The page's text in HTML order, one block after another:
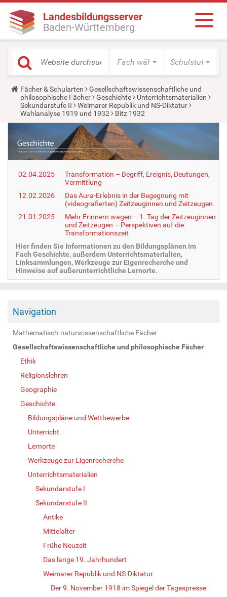
Landesbildungsserver
Baden-Württemberg
Fach wählen Schulstufe
Y
o
u
a
r
e
r
e
Fächer & Schularten
Gesellschaftswissenschaftliche und
philosophische Fächer
Geschichte
Unterrichtsmaterialien
Sekundarstufe II
Weimarer Republik und NS-Diktatur
Wahlanalyse 1919 und 1932
Bitz 1932
02.04.2025
Transformation – Begriff, Ereignis, Deutungen,
Vermittlung
12.02.2026
Das Aura-Erlebnis in der Begegnung mit
(videografierten) Zeitzeuginnen und Zeitzeugen
21.01.2025
Mehr Erinnern wagen – 1. Tag der Zeitzeuginnen
und Zeitzeugen – Perspektiven auf die
Transformationszeit
Hier finden Sie Informationen zu den Bildungsplänen im
Fach Geschichte, außerdem Unterrichtsmaterialien,
Linksammlungen, Werkzeuge zur Eigenrecherche und
Hinweise auf außerunterrichtliche Lernorte.
Navigation
Mathematisch-naturwissenschaftliche Fächer
Gesellschaftswissenschaftliche und philosophische Fächer
Ethik
Religionslehren
Geographie
Geschichte
Bildungspläne und Wettbewerbe
Unterricht
Lernorte
Werkzeuge zur Eigenrecherche
Unterrichtsmaterialien
Sekundarstufe I
Sekundarstufe II
Antike
Mittelalter
Frühe Neuzeit
Das lange 19. Jahrhundert
Weimarer Republik und NS-Diktatur
Der 9. November 1918 im Spiegel der Tagespresse